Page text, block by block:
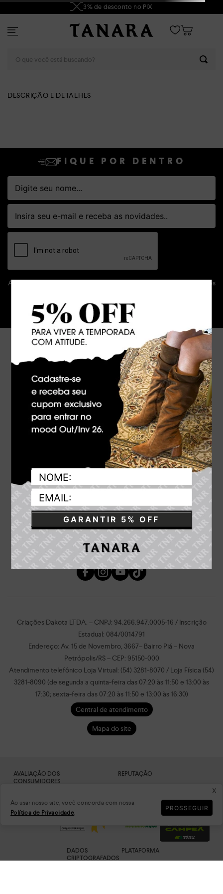
3% de desconto no PIX
x
Ao usar nosso site, você concorda com nossa
Política de Privacidade.
PROSSEGUIR
GARANTIR 5% OFF
DESCRIÇÃO E DETALHES
FIQUE POR DENTRO
Ao clicar em ASSINAR declaro que concordo em receber novidades
Confira nossa Política de privacidade
ASSINAR
Atendimento
A empresa
Condições gerais de compra
Política de privacidade
Troca e Devolução
Vale Presente
Clube de Águias
Sustentabilidade
Criações Dakota LTDA. – CNPJ: 94.266.947.0005-16 / Inscrição
Estadual: 084/0014791
Endereço: Av. 15 de Novembro, 3667– Bairro Piá – Nova
Petrópolis/RS – CEP: 95150-000
Atendimento telefônico Loja Virtual: (54) 3281-8070 / Loja Física (54)
3281-8090 (de segunda a quinta-feira das 07:20 às 11:50 e 13:00 às
17:30; sexta-feira das 07:20 às 11:50 e 13:00 às 16:30)
Central de atendimento
Mapa do site
AVALIAÇÃO DOS
CONSUMIDORES
REPUTAÇÃO
DADOS
CRIPTOGRAFADOS
PLATAFORMA